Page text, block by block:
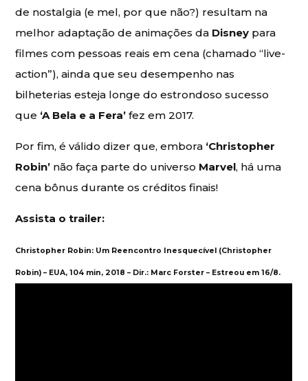
de nostalgia (e mel, por que não?) resultam na
melhor adaptação de animações da Disney para
filmes com pessoas reais em cena (chamado “live-
action”), ainda que seu desempenho nas
bilheterias esteja longe do estrondoso sucesso
que ‘A Bela e a Fera’ fez em 2017.
Por fim, é válido dizer que, embora ‘Christopher
Robin’ não faça parte do universo Marvel, há uma
cena bônus durante os créditos finais!
Assista o trailer:
Christopher Robin: Um Reencontro Inesquecível (Christopher
Robin) – EUA, 104 min, 2018 – Dir.: Marc Forster – Estreou em 16/8.